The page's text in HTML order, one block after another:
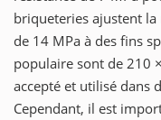
briqueteries ajustent
de 14 MPa à des fins
populaire sont de 210
accepté et utilisé dans
Cependant, il est